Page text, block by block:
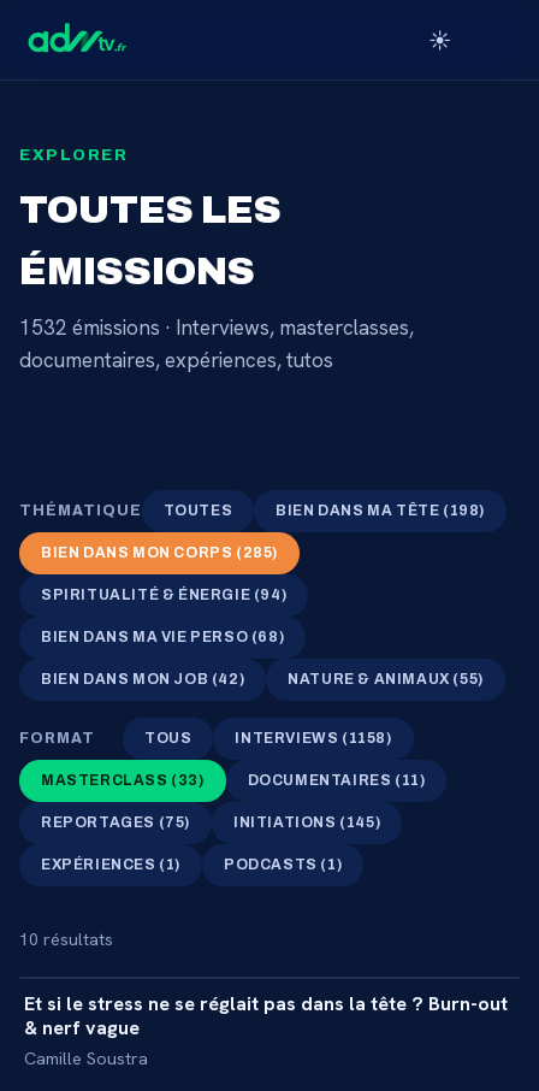
☀️
EXPLORER
TOUTES LES
ÉMISSIONS
1532 émissions · Interviews, masterclasses,
documentaires, expériences, tutos
THÉMATIQUE TOUTES BIEN DANS MA TÊTE ( 198)
BIEN DANS MON CORPS ( 285)
SPIRITUALITÉ & ÉNERGIE (94)
BIEN DANS MA VIE PERSO (68)
BIEN DANS MON JOB (42) NATURE & ANIMAUX (55)
FORMAT TOUS INTERVIEWS ( 1158)
MASTERCLASS ( 33) DOCUMENTAIRES ( 11)
REPORTAGES (75) INITIATIONS ( 145)
EXPÉRIENCES ( 1) PODCASTS ( 1)
10 résultats
MASTERCLASS +
Et si le stress ne se réglait pas dans la tête ? Burn-out
& nerf vague
Camille Soustra